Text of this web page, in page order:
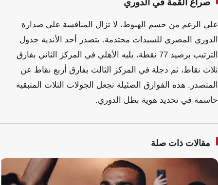
صراع القمة في الدوري
على الرغم من حسم الهبوط، لا تزال المنافسة على صدارة
الدوري المصري للسيدات محتدمة. يتصدر أحد الأندية جدول
الترتيب برصيد 77 نقطة، يليه الأهلي في المركز الثاني بفارق
ثلاث نقاط، ثم دجلة في المركز الثالث بفارق أربع نقاط عن
المتصدر. هذه الفوارق الضئيلة تجعل الجولات الثلاث المتبقية
حاسمة في تحديد هوية بطل الدوري.
مقالات ذات صلة